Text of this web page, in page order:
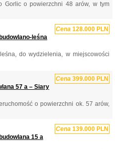
Gorlic o powierzchni 48 arów, w tym
Cena 128.000 PLN
leśna
do wydzielenia, w miejscowości
Cena 399.000 PLN
57 a – Siary
o powierzchni ok. 57 arów,
Cena 139.000 PLN
15 a